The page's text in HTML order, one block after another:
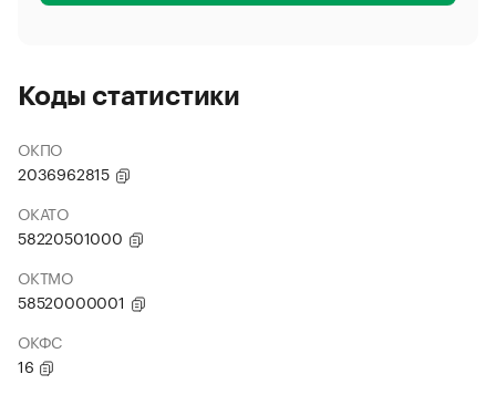
Коды статистики
ОКПО
2036962815
ОКАТО
58220501000
ОКТМО
58520000001
ОКФС
16